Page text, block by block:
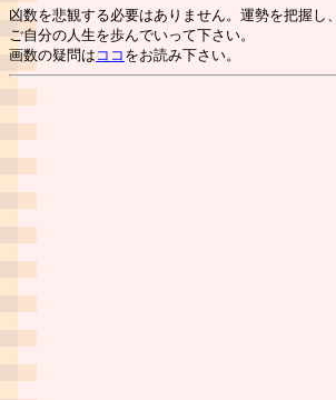
凶数を悲観する必要はありません。運勢を把握し
ご自分の人生を歩んでいって下さい。
画数の疑問は ココ をお読み下さい。